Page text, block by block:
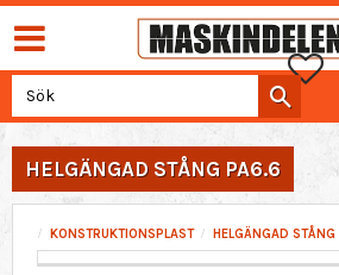
HELGÄNGAD STÅNG PA6.6
KONSTRUKTIONSPLAST HELGÄNGAD